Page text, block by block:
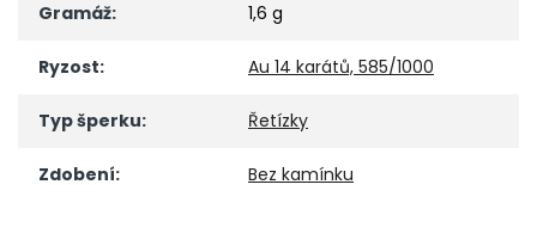
Gramáž: 1,6 g
Ryzost: Au 14 karátů, 585/1000
Typ šperku: Řetízky
Zdobení: Bez kamínku